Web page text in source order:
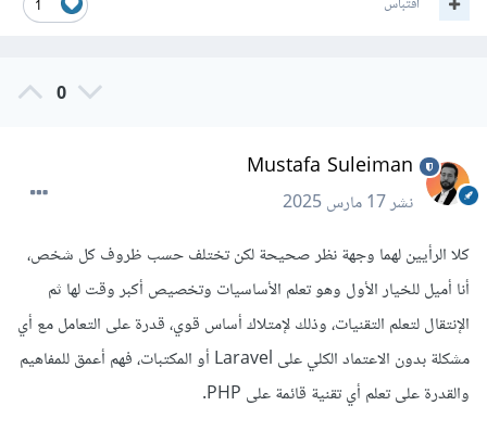
1
0
Mustafa Suleiman
نشر17 مارس 2025
كلا الرأيين لهما وجهة نظر صحيحة لكن تختلف حسب ظروف كل شخص،
أنا أميل للخيار الأول وهو تعلم الأساسيات وتخصيص أكبر وقت لها ثم
الإنتقال لتعلم التقنيات، وذلك لإمتلاك أساس قوي، قدرة على التعامل مع أي
مشكلة بدون الاعتماد الكلي على Laravel أو المكتبات، فهم أعمق للمفاهيم
والقدرة على تعلم أي تقنية قائمة على PHP.